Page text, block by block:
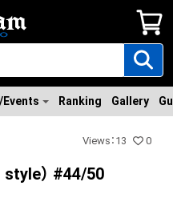
Events Ranking Gallery
Views ： 13 0
style） #44/50